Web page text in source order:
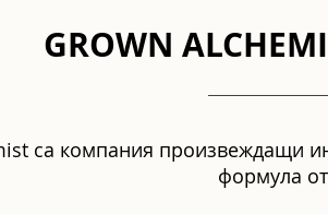
GROWN
са компания произвеждащи
формула